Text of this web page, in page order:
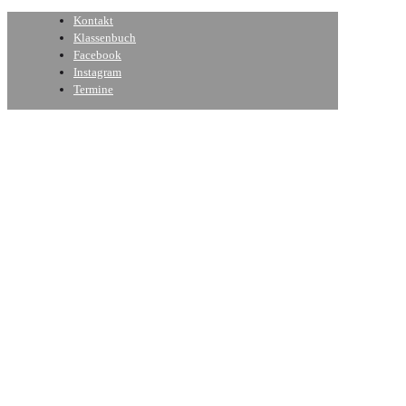
Kontakt
Klassenbuch
Facebook
Instagram
Termine